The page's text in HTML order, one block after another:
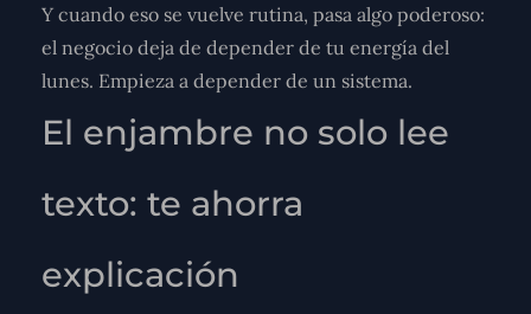
Y cuando eso se vuelve rutina, pasa algo poderoso:
el negocio deja de depender de tu energía del
lunes. Empieza a depender de un sistema.
El enjambre no solo lee
texto: te ahorra
explicación